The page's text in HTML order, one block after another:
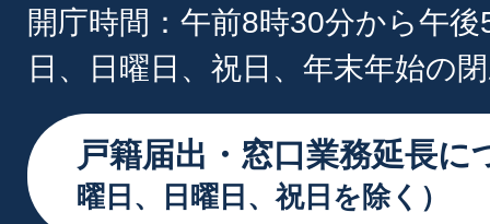
開庁時間：午前8時30分から午
日、日曜日、祝日、年末年始の
戸籍届出・窓口業務延長に
曜日、日曜日、祝日を除く）